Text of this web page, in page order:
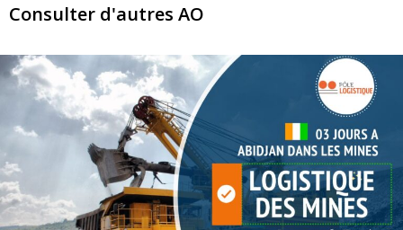
Consulter d'autres AO